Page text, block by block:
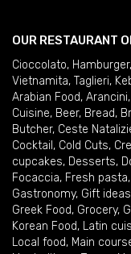
OUR RESTAURANT
Cioccolato, Hamburger,
Vietnamita, Taglieri,
Arabian Food, Arancini,
Cuisine, Beer, Bread,
Butcher, Ceste
Cocktail , Cold Cuts,
cupcakes, Desserts,
Focaccia, Fresh pasta,
Gastronomy, Gift ideas
Greek Food, Grocery,
Korean Food, Latin
Local food, Main